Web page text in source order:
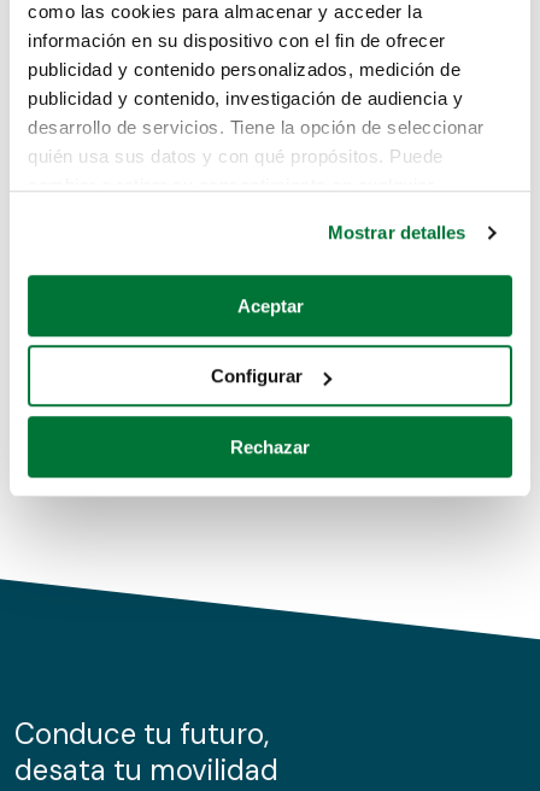
como las cookies para almacenar y acceder la
información en su dispositivo con el fin de ofrecer
publicidad y contenido personalizados, medición de
publicidad y contenido, investigación de audiencia y
desarrollo de servicios. Tiene la opción de seleccionar
quién usa sus datos y con qué propósitos. Puede
Si lo permite, también quisiéramos:
Recopilar información sobre su ubicación geográfica
Identificar su dispositivo analizándolo activamente
para buscar características específicas (huellas
Obtenga más información sobre cómo se procesan sus
de cookies.
información sobre el uso que haga del sitio web con
nuestros partners de redes sociales, publicidad y análisis
Mostrar detalles
Aceptar
Configurar
Rechazar
Lo sentimos, no sabemos como
te hemos traido hasta aquí.
Pero puedes encontrar el coche que estás
buscando en alguno de estos enlaces:
Coches de segunda mano
Coches de km0
Conduce tu futuro,
desata tu movilidad